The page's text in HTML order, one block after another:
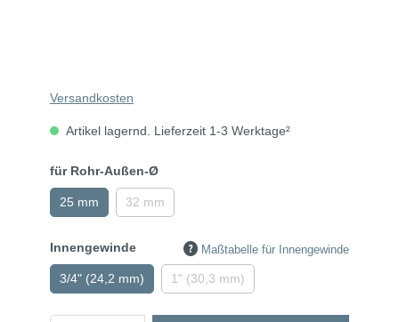
Versandkosten
Artikel lagernd. Lieferzeit 1-3 Werktage²
für Rohr-Außen-Ø
25 mm 32 mm
Innengewinde Maßtabelle für Innengewinde
3/4" (24,2 mm) 1" (30,3 mm)